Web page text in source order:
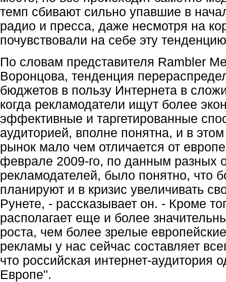
темп сбивают сильно упавшие в
радио и пресса, даже несмотря на
почувствовали на себе эту
По словам представителя Rambler
Воронцова, тенденция
бюджетов в пользу Интернета в
когда рекламодатели ищут более
эффективные и таргетированные
аудиторией, вполне понятна, и в
рынок мало чем отличается от
феврале 2009-го, по данным разных
рекламодателей, было понятно, что
планируют и в кризис увеличивать
Рунете, - рассказывает он. - Кроме
располагает еще и более
роста, чем более зрелые
рекламы у нас сейчас составляет
что российская интернет-аудитория
Европе".